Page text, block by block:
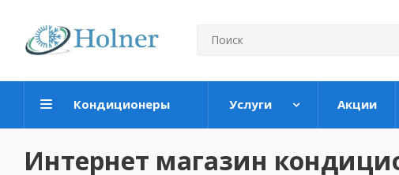
Кондиционеры Услуги Акции
Интернет магазин